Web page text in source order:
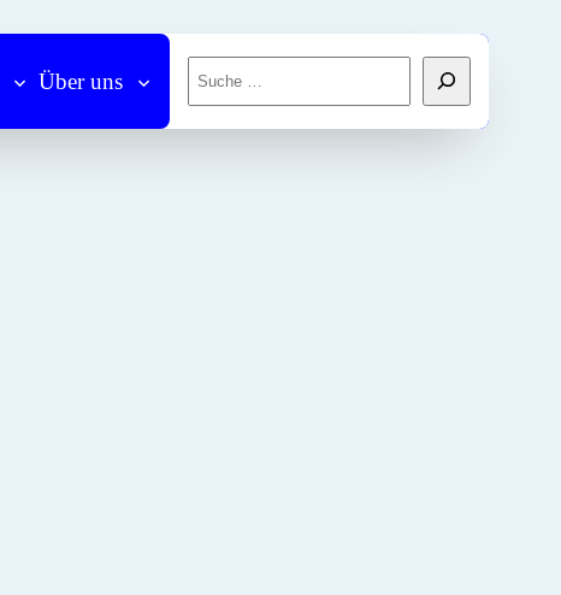
Über uns Suchen